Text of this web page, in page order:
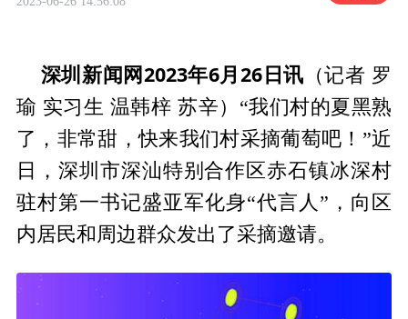
深圳新闻网2023年6月26日讯 （记者 罗
瑜 实习生 温韩梓 苏辛）“我们村的夏黑熟
了，非常甜，快来我们村采摘葡萄吧！”近
日，深圳市深汕特别合作区赤石镇冰深村
驻村第一书记盛亚军化身“代言人”，向区
内居民和周边群众发出了采摘邀请。